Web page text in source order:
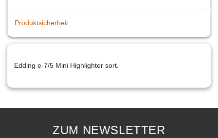
Produktsicherheit
Edding e-7/5 Mini Highlighter sort.
ZUM NEWSLETTER